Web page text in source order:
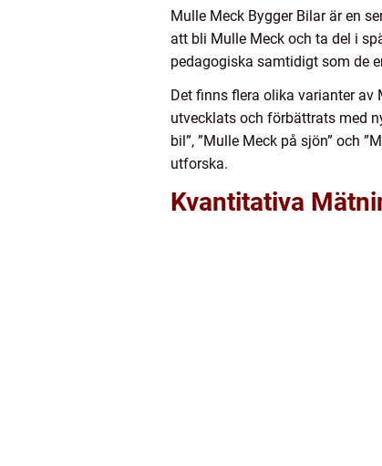
Mulle Meck Bygger Bilar är en
att bli Mulle Meck och ta del i
pedagogiska samtidigt som de
Det finns flera olika varianter av
utvecklats och förbättrats med
bil”, ”Mulle Meck på sjön” och
utforska.
Kvantitativa